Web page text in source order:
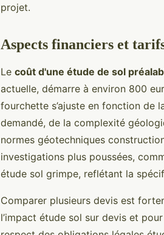
projet.
Aspects financiers et
Le coût d'une étude de sol
actuelle, démarre à environ 800
fourchette s’ajuste en fonction de
demandé, de la complexité
normes géotechniques
investigations plus poussées,
étude sol grimpe, reflétant la
Comparer plusieurs devis est
l’impact étude sol sur devis et